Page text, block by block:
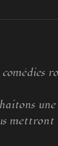
mettront